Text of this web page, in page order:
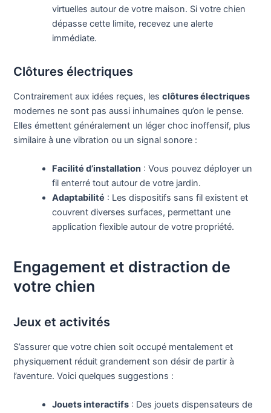
virtuelles autour de votre maison. Si votre chien
dépasse cette limite, recevez une alerte
immédiate.
Clôtures électriques
Contrairement aux idées reçues, lesclôtures électriques
modernes ne sont pas aussi inhumaines qu’on le pense.
Elles émettent généralement un léger choc inoffensif, plus
similaire à une vibration ou un signal sonore :
Facilité d’installation : Vous pouvez déployer un
fil enterré tout autour de votre jardin.
Adaptabilité : Les dispositifs sans fil existent et
couvrent diverses surfaces, permettant une
application flexible autour de votre propriété.
Engagement et distraction de
votre chien
Jeux et activités
S’assurer que votre chien soit occupé mentalement et
physiquement réduit grandement son désir de partir à
l’aventure. Voici quelques suggestions :
Jouets interactifs : Des jouets dispensateurs de